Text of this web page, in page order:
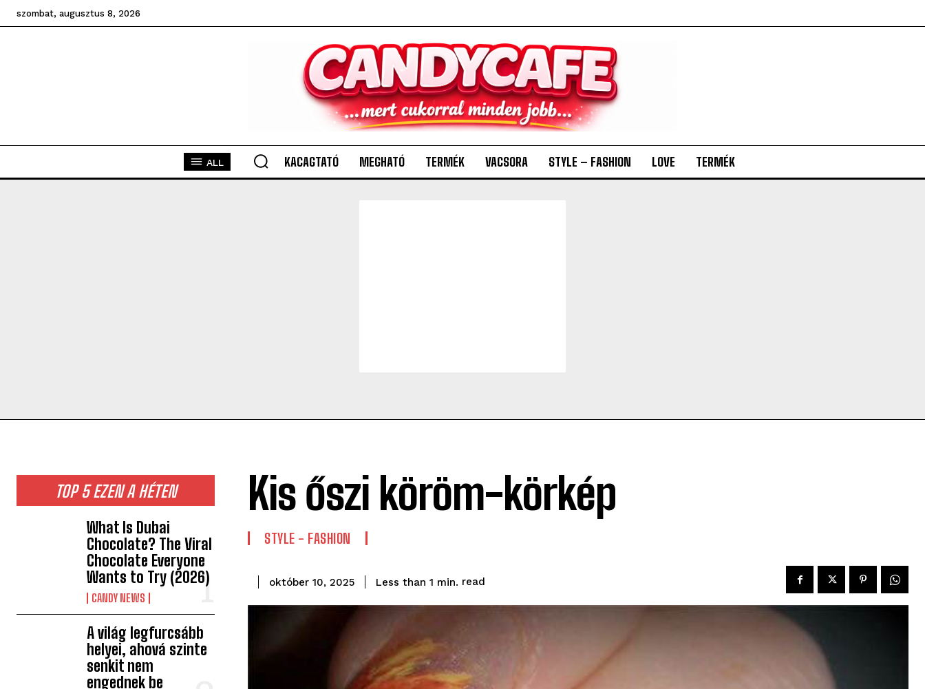
szombat, augusztus 8, 2026
ALL KACAGTATÓ MEGHATÓ TERMÉK VACSORA STYLE – FASHION LOVE TERMÉK
TOP 5 EZEN A HÉTEN
What Is Dubai
Chocolate? The Viral
Chocolate Everyone
Wants to Try (2026)
CANDY NEWS
A világ legfurcsább
helyei, ahová szinte
senkit nem
engednek be
Kis őszi köröm-körkép
STYLE - FASHION
október 10, 2025 Less than 1 min. read